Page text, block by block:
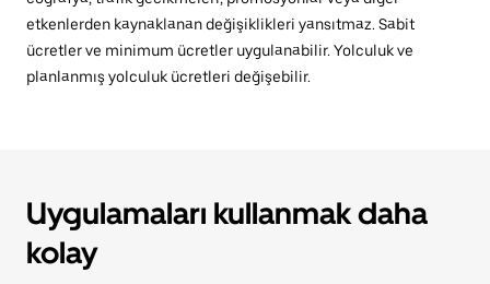
etkenlerden kaynaklanan değişiklikleri yansıtmaz. Sabit
ücretler ve minimum ücretler uygulanabilir. Yolculuk ve
planlanmış yolculuk ücretleri değişebilir.
Uygulamaları kullanmak daha
kolay